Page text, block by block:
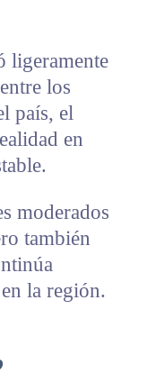
ligeramente
los
país, el
en
moderados
también
la región.